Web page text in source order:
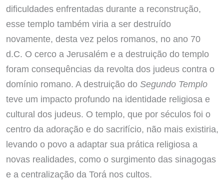
dificuldades enfrentadas durante a reconstrução,
esse templo também viria a ser destruído
novamente, desta vez pelos romanos, no ano 70
d.C. O cerco a Jerusalém e a destruição do templo
foram consequências da revolta dos judeus contra o
domínio romano. A destruição do Segundo Templo
teve um impacto profundo na identidade religiosa e
cultural dos judeus. O templo, que por séculos foi o
centro da adoração e do sacrifício, não mais existiria,
levando o povo a adaptar sua prática religiosa a
novas realidades, como o surgimento das sinagogas
e a centralização da Torá nos cultos.